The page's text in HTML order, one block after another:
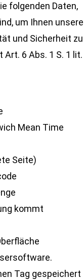
folgenden Daten,
um Ihnen unsere
und Sicherheit zu
6 Abs. 1 S. 1 lit.
Mean Time
Seite)
kommt
Tag gespeichert